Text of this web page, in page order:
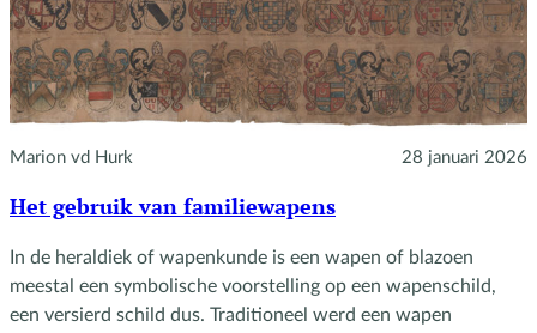
Marion vd Hurk 28 januari 2026
Het gebruik van familiewapens
In de heraldiek of wapenkunde is een wapen of blazoen
meestal een symbolische voorstelling op een wapenschild,
een versierd schild dus. Traditioneel werd een wapen